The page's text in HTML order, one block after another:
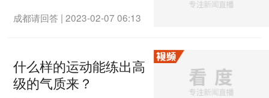
成都请回答 |2023-02-07 06:13
什么样的运动能练出高
级的气质来？